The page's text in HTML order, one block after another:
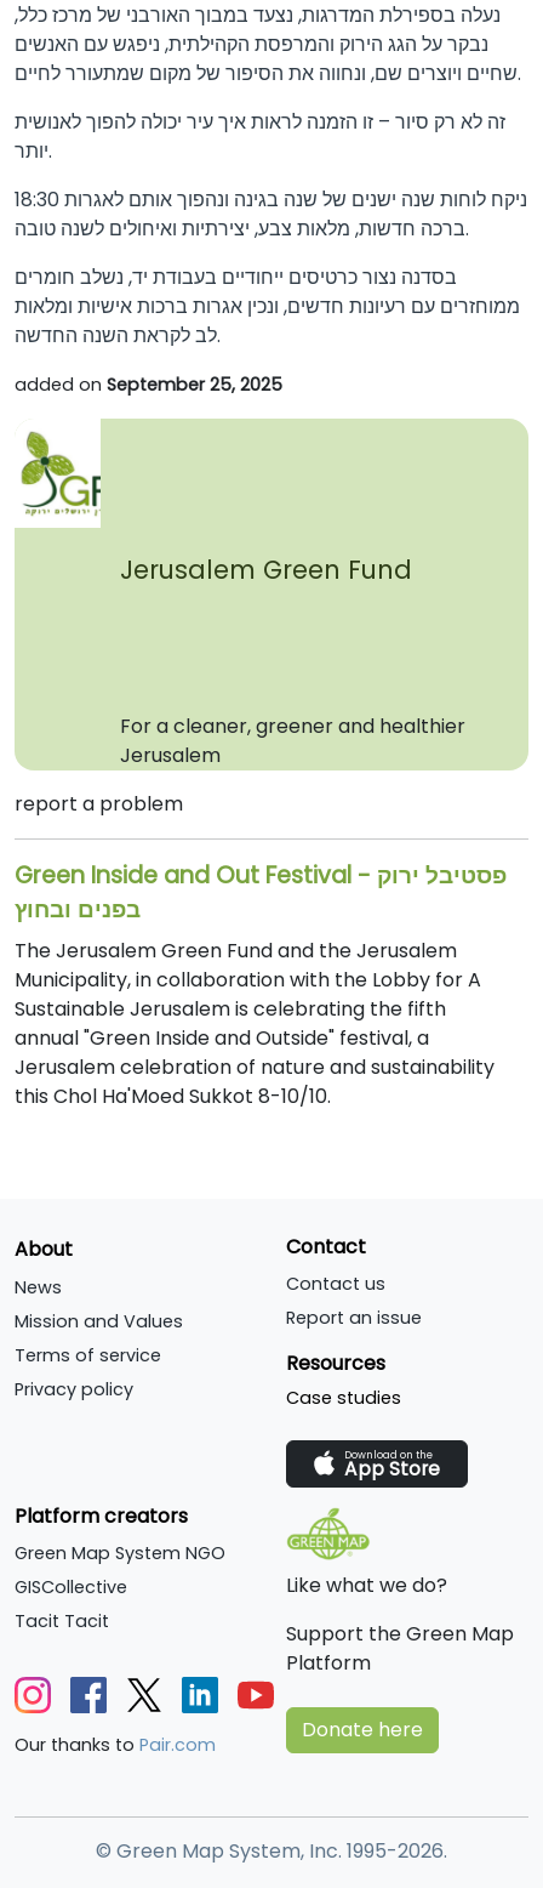
נעלה בספירלת המדרגות, נצעד במבוך האורבני של מרכז כלל,
נבקר על הגג הירוק והמרפסת הקהילתית, ניפגש עם האנשים
שחיים ויוצרים שם, ונחווה את הסיפור של מקום שמתעורר לחיים.
זה לא רק סיור – זו הזמנה לראות איך עיר יכולה להפוך לאנושית
יותר.
18:30 ניקח לוחות שנה ישנים של שנה בגינה ונהפוך אותם לאגרות
ברכה חדשות, מלאות צבע, יצירתיות ואיחולים לשנה טובה.
בסדנה נצור כרטיסים ייחודיים בעבודת יד, נשלב חומרים
ממוחזרים עם רעיונות חדשים, ונכין אגרות ברכות אישיות ומלאות
לב לקראת השנה החדשה.
added on September 25, 2025
Jerusalem Green Fund
For a cleaner, greener and healthier
Jerusalem
report a problem
Green Inside and Out Festival - פסטיבל ירוק
בפנים ובחוץ
The Jerusalem Green Fund and the Jerusalem
Municipality, in collaboration with the Lobby for A
Sustainable Jerusalem is celebrating the fifth
annual "Green Inside and Outside" festival, a
Jerusalem celebration of nature and sustainability
this Chol Ha'Moed Sukkot 8-10/10.
About
News
Mission and Values
Terms of service
Privacy policy
Contact
Contact us
Report an issue
Resources
Case studies
Download on the
App Store
Platform creators
Green Map System NGO
GISCollective
Tacit Tacit
Our thanks to Pair.com
Like what we do?
Support the Green Map
Platform
Donate here
© Green Map System, Inc. 1995-2026.